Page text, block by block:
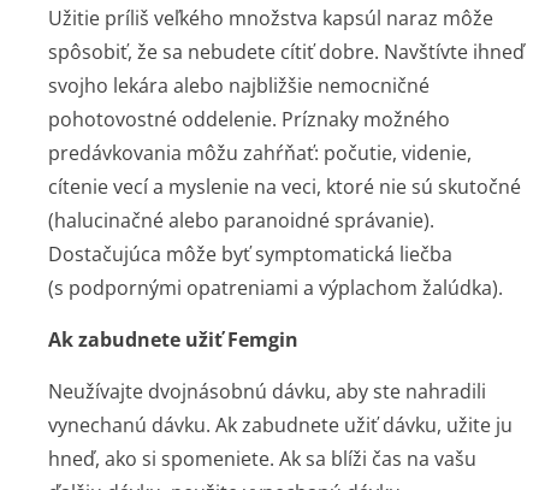
Užitie príliš veľkého množstva kapsúl naraz môže
spôsobiť, že sa nebudete cítiť dobre. Navštívte ihneď
svojho lekára alebo najbližšie nemocničné
pohotovostné oddelenie. Príznaky možného
predávkovania môžu zahŕňať: počutie, videnie,
cítenie vecí a myslenie na veci, ktoré nie sú skutočné
(halucinačné alebo paranoidné správanie).
Dostačujúca môže byť symptomatická liečba
(s podpornými opatreniami a výplachom žalúdka).
Ak zabudnete užiť Femgin
Neužívajte dvojnásobnú dávku, aby ste nahradili
vynechanú dávku. Ak zabudnete užiť dávku, užite ju
hneď, ako si spomeniete. Ak sa blíži čas na vašu